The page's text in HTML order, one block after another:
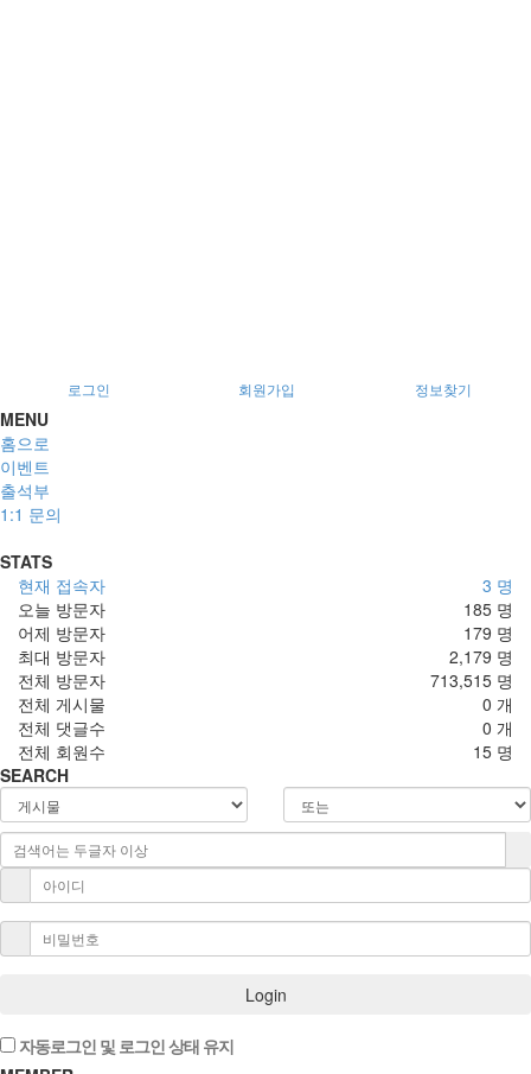
로그인 회원가입 정보찾기
MENU
홈으로
이벤트
출석부
1:1 문의
STATS
3 명
현재 접속자
185 명
오늘 방문자
179 명
어제 방문자
2,179 명
최대 방문자
713,515 명
전체 방문자
0 개
전체 게시물
0 개
전체 댓글수
15 명
전체 회원수
SEARCH
Login
자동로그인 및 로그인 상태 유지